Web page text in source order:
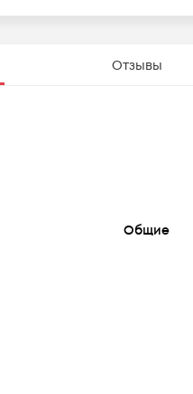
Отзывы
Общие